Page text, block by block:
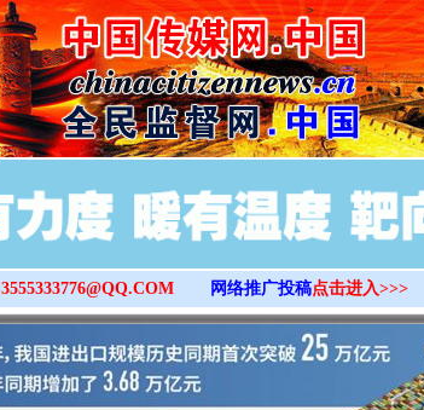
>
3555333776@QQ.COM 网络推广投稿点击进入>>>